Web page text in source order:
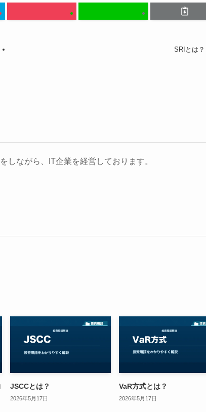
SRIとは？
しながら、IT企業を経営しております。
JSCCとは？
2026年5月17日
VaR方式とは？
2026年5月17日